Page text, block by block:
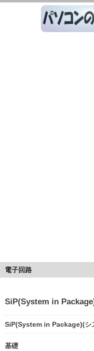
電子回路
SiP(System in
SiP(System in Package)(シ
基礎